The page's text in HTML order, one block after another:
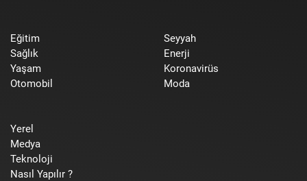
Eğitim
Sağlık
Yaşam
Otomobil
Seyyah
Enerji
Koronavirüs
Moda
Yerel
Medya
Teknoloji
Nasıl Yapılır ?